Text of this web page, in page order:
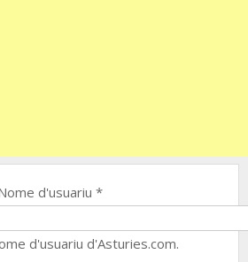
d'usuariu *
d'usuariu d'Asturies.com.